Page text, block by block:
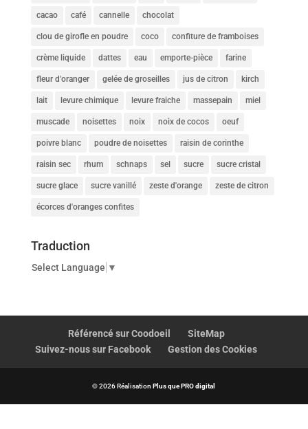
cacao café cannelle chocolat
clou de girofle en poudre coco confiture de framboises
crème liquide dattes eau emporte-pièce farine
fleur d'oranger gelée de groseilles jus de citron kirch
lait levure chimique levure fraiche massepain miel
muscade noisettes noix noix de cocos oeuf
poivre blanc poudre de noisettes raisin de corinthe
raisin sec rhum schnaps sel sucre sucre cristal
sucre glace sucre vanillé zeste d'orange zeste de citron
écorces d'oranges confites
Traduction
Select Language ▼
Référencé sur Coodoeil
SiteMap
Suivez-nous sur Facebook
Gestion des Cookies
© 2026 RéalisationPlus que PRO digital